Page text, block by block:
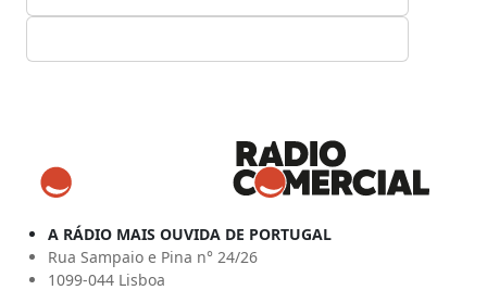
A RÁDIO MAIS OUVIDA DE PORTUGAL
Rua Sampaio e Pina n° 24/26
1099-044 Lisboa